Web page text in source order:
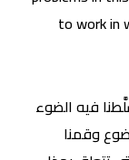
to work in
فيه الضوء
وقمنا